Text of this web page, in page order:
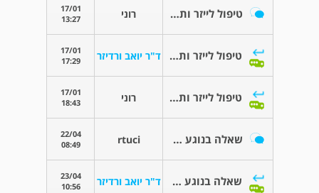
טיפול לייזר ותופעות לוואי רוני
17/01
13:27
טיפול לייזר ותופעות לוואי ד"ר יואב ורדיזר
17/01
17:29
טיפול לייזר ותופעות לוואי רוני
17/01
18:43
שאלה בנוגע להרמת עפעף לצורך אסתטי rtuci
22/04
08:49
שאלה בנוגע להרמת עפעף לצורך אסתטי ד"ר יואב ורדיזר
23/04
10:56